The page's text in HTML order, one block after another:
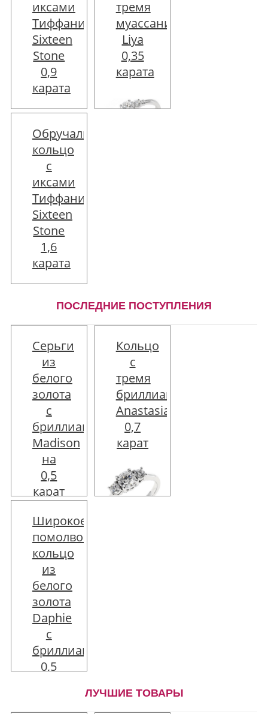
иксами
Тиффани
Sixteen
Stone
0,9
карата
Обычная
цена:
135200 руб
Цена:
121680 руб
Скидка:
товара
тремя
муассанитами
Liya
0,35
карата
Обручальное
кольцо
с
иксами
Тиффани
Sixteen
Stone
1,6
карата
Обычная
цена:
201609 руб
Цена:
181448 руб
Скидка:
-20161 руб
Описание
товара
ПОСЛЕДНИЕ ПОСТУПЛЕНИЯ
Серьги
из
белого
золота
с
бриллиантами
Madison
на
0,5
карат
Цена:
57240 руб
Описание
товара
Кольцо
с
тремя
бриллиантами
Anastasia
0,7
карат
Широкое
помолвочное
кольцо
из
белого
золота
Daphie
с
бриллиантом
0,5
ЛУЧШИЕ ТОВАРЫ